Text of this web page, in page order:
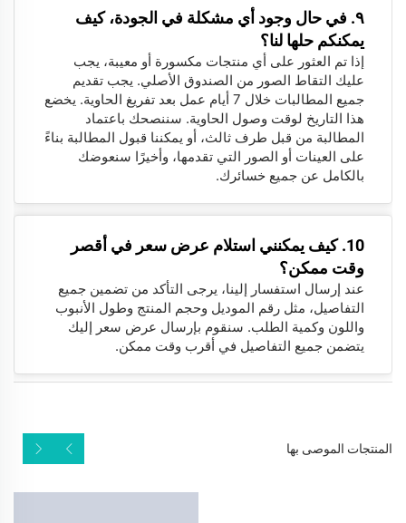
٩. في حال وجود أي مشكلة في الجودة، كيف
يمكنكم حلها لنا؟
إذا تم العثور على أي منتجات مكسورة أو معيبة، يجب
عليك التقاط الصور من الصندوق الأصلي. يجب تقديم
جميع المطالبات خلال 7 أيام عمل بعد تفريغ الحاوية. يخضع
هذا التاريخ لوقت وصول الحاوية. سننصحك باعتماد
المطالبة من قبل طرف ثالث، أو يمكننا قبول المطالبة بناءً
على العينات أو الصور التي تقدمها، وأخيرًا سنعوضك
بالكامل عن جميع خسائرك.
10. كيف يمكنني استلام عرض سعر في أقصر
وقت ممكن؟
عند إرسال استفسار إلينا، يرجى التأكد من تضمين جميع
التفاصيل، مثل رقم الموديل وحجم المنتج وطول الأنبوب
واللون وكمية الطلب. سنقوم بإرسال عرض سعر إليك
يتضمن جميع التفاصيل في أقرب وقت ممكن.
المنتجات الموصى بها